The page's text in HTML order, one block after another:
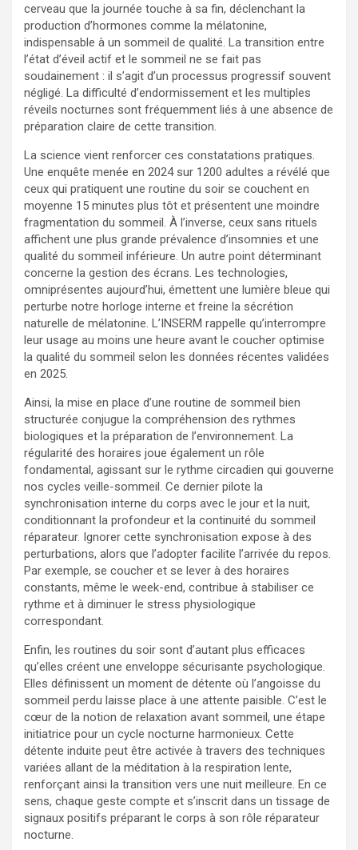
cerveau que la journée touche à sa fin, déclenchant la
production d’hormones comme la mélatonine,
indispensable à un sommeil de qualité. La transition entre
l’état d’éveil actif et le sommeil ne se fait pas
soudainement : il s’agit d’un processus progressif souvent
négligé. La difficulté d’endormissement et les multiples
réveils nocturnes sont fréquemment liés à une absence de
préparation claire de cette transition.
La science vient renforcer ces constatations pratiques.
Une enquête menée en 2024 sur 1200 adultes a révélé que
ceux qui pratiquent une routine du soir se couchent en
moyenne 15 minutes plus tôt et présentent une moindre
fragmentation du sommeil. À l’inverse, ceux sans rituels
affichent une plus grande prévalence d’insomnies et une
qualité du sommeil inférieure. Un autre point déterminant
concerne la gestion des écrans. Les technologies,
omniprésentes aujourd’hui, émettent une lumière bleue qui
perturbe notre horloge interne et freine la sécrétion
naturelle de mélatonine. L’INSERM rappelle qu’interrompre
leur usage au moins une heure avant le coucher optimise
la qualité du sommeil selon les données récentes validées
en 2025.
Ainsi, la mise en place d’une routine de sommeil bien
structurée conjugue la compréhension des rythmes
biologiques et la préparation de l’environnement. La
régularité des horaires joue également un rôle
fondamental, agissant sur le rythme circadien qui gouverne
nos cycles veille-sommeil. Ce dernier pilote la
synchronisation interne du corps avec le jour et la nuit,
conditionnant la profondeur et la continuité du sommeil
réparateur. Ignorer cette synchronisation expose à des
perturbations, alors que l’adopter facilite l’arrivée du repos.
Par exemple, se coucher et se lever à des horaires
constants, même le week-end, contribue à stabiliser ce
rythme et à diminuer le stress physiologique
correspondant.
Enfin, les routines du soir sont d’autant plus efficaces
qu’elles créent une enveloppe sécurisante psychologique.
Elles définissent un moment de détente où l’angoisse du
sommeil perdu laisse place à une attente paisible. C’est le
cœur de la notion de relaxation avant sommeil, une étape
initiatrice pour un cycle nocturne harmonieux. Cette
détente induite peut être activée à travers des techniques
variées allant de la méditation à la respiration lente,
renforçant ainsi la transition vers une nuit meilleure. En ce
sens, chaque geste compte et s’inscrit dans un tissage de
signaux positifs préparant le corps à son rôle réparateur
nocturne.